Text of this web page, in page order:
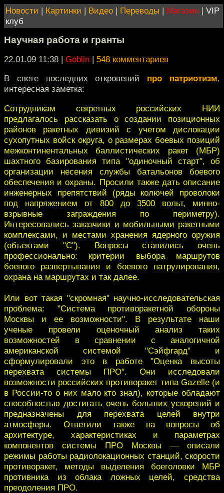
Новости | Картинки | Видео | Переводы | Магазин | VIP
клуб
Научная работа и гранты
22.01.09 11:38 | Goblin | 548 комментариев
В свете последних откровений про патриотизм,
интересная заметка:
Сотрудникам секретных российских НИИ
предлагалось рассказать о создании позиционных
районов ракетных дивизий с учетом дислокации
сухопутных войск округа, о размерах боевых позиций
межконтинентальных баллистических ракет (МБР)
шахтного базирования типа "одиночный старт", об
организации несения службы батальонов боевого
обеспечения и охраны. Просили также дать описание
инженерных препятствий (ряды колючей проволоки
под напряжением от 800 до 3500 вольт, минно-
взрывные заграждения по периметру).
Интересовались заказчики и мобильными ракетными
комплексами, и местами хранения ядерного оружия
(объектами "С"). Вопросы ставились очень
профессионально: критерии выбора маршрутов
боевого развертывания и боевого патрулирования,
охрана на маршрутах и так далее.
Или вот такая "скромная" научно-исследовательская
проблема: "Система противоракетной обороны
Москвы и ее возможности". В результате наши
ученые провели оценочный анализ таких
возможностей в сравнении с аналогичной
американской системой "Сэйфгард" и
сформулировали это в работе "Оценка высоты
перехвата системы ПРО". Они исследовали
возможности российских противоракет типа Gazelle (и
в России-то о них мало кто знал), которые обладают
способностью достигать очень больших ускорений и
предназначены для перехвата целей внутри
атмосферы. Ответили также на вопросы об
архитектуре, характеристиках и параметрах
компонентов системы ПРО Москвы — описали
режимы работы радиолокационных станций, скорости
противоракет, методы выделения боеголовки МБР
противника из облака ложных целей, средства
преодоления ПРО.